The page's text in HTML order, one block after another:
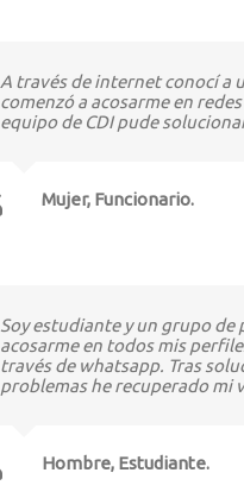
A través de internet conocí a
comenzó a acosarme en
equipo de CDI pude
Mujer, Funcionario.
Soy estudiante y un grupo de
acosarme en todos mis
través de whatsapp. Tras
problemas he recuperado mi
Hombre, Estudiante.